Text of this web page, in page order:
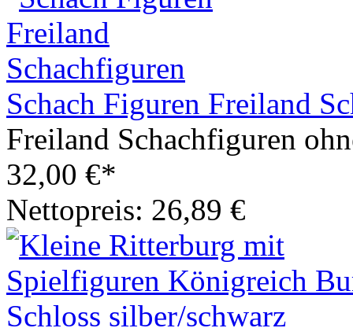
Schach Figuren Freiland
Freiland Schachfiguren
32,00 €*
Nettopreis: 26,89 €